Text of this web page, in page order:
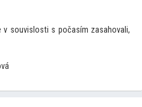
v souvislosti s počasím zasahovali,